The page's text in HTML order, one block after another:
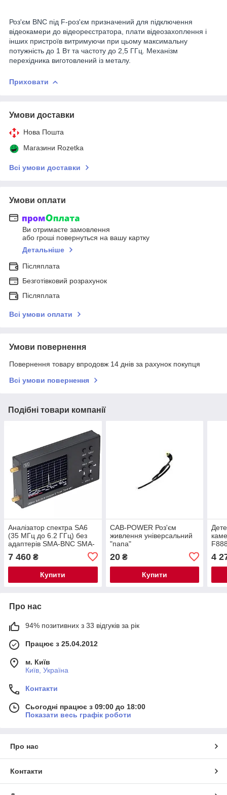
Роз'єм BNC під F-роз'єм призначений для підключення
відеокамери до відеореєстратора, плати відеозахоплення і
інших пристроїв витримуючи при цьому максимальну
потужність до 1 Вт та частоту до 2,5 ГГц. Механізм
перехідника виготовлений із металу.
Приховати
Умови доставки
Нова Пошта
Магазини Rozetka
Всі умови доставки
Умови оплати
Ви отримаєте замовлення
або гроші повернуться на вашу картку
Детальніше
Післяплата
Безготівковий розрахунок
Післяплата
Всі умови оплати
Умови повернення
Повернення товару впродовж 14 днів за рахунок покупця
Всі умови повернення
Подібні товари компанії
Аналізатор спектра SA6
(35 МГц до 6.2 ГГц) без
адаптерів SMA-BNC SMA-
7 460 ₴
Купити
CAB-POWER Роз'єм
живлення універсальний
"папа"
20₴
Купити
4
Про нас
94% позитивних з 33 відгуків за рік
Працює з 25.04.2012
м. Київ
Київ, Україна
Контакти
Сьогодні працює з 09:00 до 18:00
Показати весь графік роботи
Про нас
Контакти